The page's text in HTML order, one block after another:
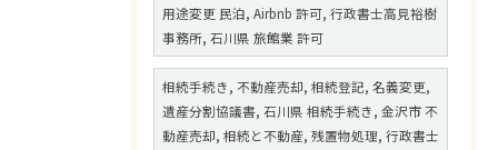
用途変更 民泊, Airbnb 許可, 行政書士高見裕樹
事務所, 石川県 旅館業 許可
相続手続き, 不動産売却, 相続登記, 名義変更,
遺産分割協議書, 石川県 相続手続き, 金沢市 不
動産売却, 相続と不動産, 残置物処理, 行政書士